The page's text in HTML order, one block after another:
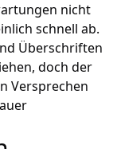
nicht
schnell ab.
Überschriften
doch der
Versprechen